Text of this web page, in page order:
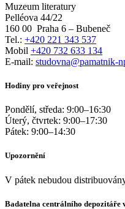
Muzeum literatury
Pelléova 44/22
160 00 Praha 6 – Bubeneč
Tel.: +420 221 343 537
Mobil +420 732 633 134
E-mail: studovna@pamatnik-
Hodiny pro veřejnost
Pondělí, středa: 9:00–16:30
Úterý, čtvrtek: 9:00–17:30
Pátek: 9:00–14:30
Upozornění
V pátek nebudou
Badatelna centrálního